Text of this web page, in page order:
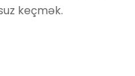
keçmək.